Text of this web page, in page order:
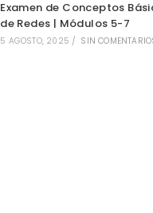
Examen de Conceptos
de Redes | Módulos 5-7
5 AGOSTO, 2025 / SIN